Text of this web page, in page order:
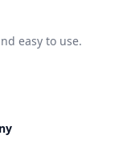
easy to use.